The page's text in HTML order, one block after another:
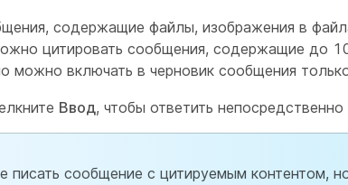
содержащие файлы, изображения в
цитировать сообщения, содержащие до
можно включать в черновик сообщения
Ввод, чтобы ответить
писать сообщение с цитируемым контентом,